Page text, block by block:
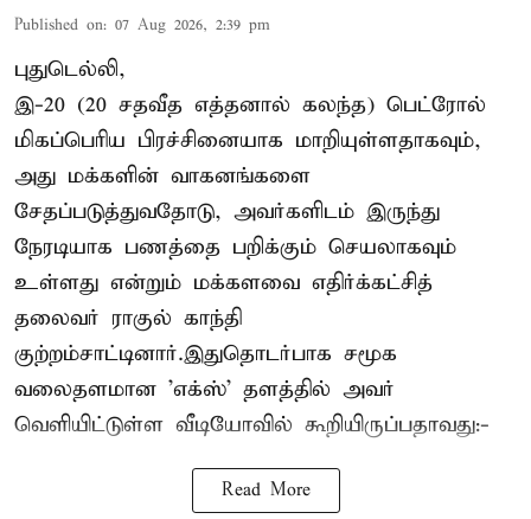
Published on: 07 Aug 2026, 2:39 pm
புதுடெல்லி,
இ-20 (20 சதவீத எத்தனால் கலந்த) பெட்ரோல்
மிகப்பெரிய பிரச்சினையாக மாறியுள்ளதாகவும்,
அது மக்களின் வாகனங்களை
சேதப்படுத்துவதோடு, அவர்களிடம் இருந்து
நேரடியாக பணத்தை பறிக்கும் செயலாகவும்
உள்ளது என்றும் மக்களவை எதிர்க்கட்சித்
தலைவர் ராகுல் காந்தி
குற்றம்சாட்டினார்.இதுதொடர்பாக சமூக
வலைதளமான 'எக்ஸ்' தளத்தில் அவர்
வெளியிட்டுள்ள வீடியோவில் கூறியிருப்பதாவது:-
Read More